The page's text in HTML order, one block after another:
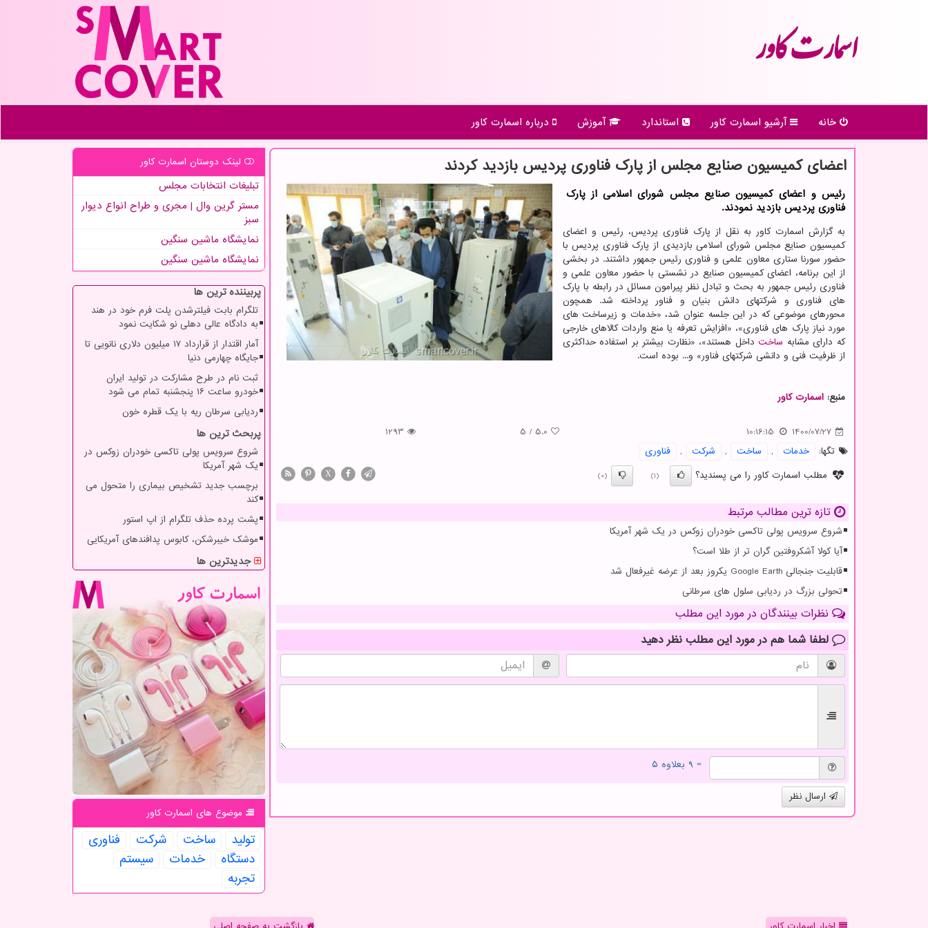
اسمارت كاور
خانه آرشیو اسمارت كاور استاندارد آموزش درباره اسمارت كاور
اعضای کمیسیون صنایع مجلس از پارک فناوری پردیس بازدید کردند
رئیس و اعضای کمیسیون صنایع مجلس شورای اسلامی از پارک
فناوری پردیس بازدید نمودند.
به گزارش اسمارت کاور به نقل از پارک فناوری پردیس، رئیس و اعضای
کمیسیون صنایع مجلس شورای اسلامی بازدیدی از پارک فناوری پردیس با
حضور سورنا ستاری معاون علمی و فناوری رئیس جمهور داشتند. در بخشی
از این برنامه، اعضای کمیسیون صنایع در نشستی با حضور معاون علمی و
فناوری رئیس جمهور به بحث و تبادل نظر پیرامون مسائل در رابطه با پارک
های فناوری و شرکتهای دانش بنیان و فناور پرداخته شد. همچون
محورهای موضوعی که در این جلسه عنوان شد، «خدمات و زیرساخت های
مورد نیاز پارک های فناوری»، «افزایش تعرفه یا منع واردات کالاهای خارجی
که دارای مشابه ساختداخل هستند»، «نظارت بیشتر بر استفاده حداکثری
از ظرفیت فنی و دانشی شرکتهای فناور» و... بوده است.
منبع: اسمارت كاور
1400/07/27
10:16:15
5.0
/
5
1293
تگها:
خدمات , ساخت , شركت ,
فناوری
مطلب اسمارت کاور را می پسندید؟
(1)
(0)
X
تازه ترین مطالب مرتبط
شروع سرویس پولی تاکسی خودران زوکس در یک شهر آمریکا
آیا کولا آشکروفتین گران تر از طلا است؟
قابلیت جنجالی Google Earth یکروز بعد از عرضه غیرفعال شد
تحولی بزرگ در ردیابی سلول های سرطانی
نظرات بینندگان در مورد این مطلب
لطفا شما هم در مورد این مطلب نظر دهید
= ۹ بعلاوه ۵
ارسال نظر
لینک دوستان اسمارت كاور
تبلیغات انتخابات مجلس
مستر گرین وال | مجری و طراح انواع دیوار
سبز
نمایشگاه ماشین سنگین
نمایشگاه ماشین سنگین
پربیننده ترین ها
تلگرام بابت فیلترشدن پلت فرم خود در هند
به دادگاه عالی دهلی نو شکایت نمود
آمار اقتدار از قرارداد ۱۷ میلیون دلاری نانویی تا
جایگاه چهارمی دنیا
ثبت نام در طرح مشارکت در تولید ایران
خودرو ساعت ۱۶ پنجشنبه تمام می شود
ردیابی سرطان ریه با یک قطره خون
پربحث ترین ها
شروع سرویس پولی تاکسی خودران زوکس در
یک شهر آمریکا
برچسب جدید تشخیص بیماری را متحول می
کند
پشت پرده حذف تلگرام از اپ استور
موشک خیبرشکن، کابوس پدافندهای آمریکایی
جدیدترین ها
موضوع های اسمارت كاور
تولید ساخت شركت
فناوری
دستگاه
خدمات
سیستم
تجربه